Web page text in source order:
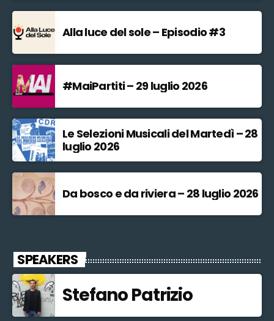
Alla luce del sole – Episodio #3
#MaiPartiti – 29 luglio 2026
Le Selezioni Musicali del Martedì – 28
luglio 2026
Da bosco e da riviera – 28 luglio 2026
SPEAKERS
Stefano Patrizio